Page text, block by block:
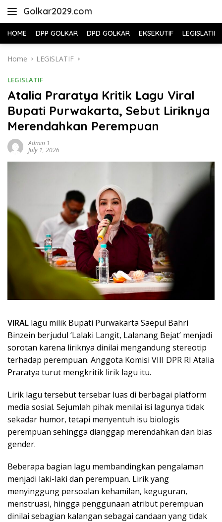
Golkar2029.com
HOME DPP GOLKAR DPD GOLKAR EKSEKUTIF LEGISLATIF
Home LEGISLATIF
LEGISLATIF
Atalia Praratya Kritik Lagu Viral
Bupati Purwakarta, Sebut Liriknya
Merendahkan Perempuan
Admin 1
July 1, 2026
VIRAL lagu milik Bupati Purwakarta Saepul Bahri
Binzein berjudul ‘Lalaki Langit, Lalanang Bejat’ menjadi
sorotan karena liriknya dinilai mengandung stereotip
terhadap perempuan. Anggota Komisi VIII DPR RI Atalia
Praratya turut mengkritik lirik lagu itu.
Lirik lagu tersebut tersebar luas di berbagai platform
media sosial. Sejumlah pihak menilai isi lagunya tidak
sekadar humor, tetapi menyentuh isu biologis
perempuan sehingga dianggap merendahkan dan bias
gender.
Beberapa bagian lagu membandingkan pengalaman
menjadi laki-laki dan perempuan. Lirik yang
menyinggung persoalan kehamilan, keguguran,
menstruasi, hingga penggunaan atribut perempuan
dinilai sebagian kalangan sebagai candaan yang tidak